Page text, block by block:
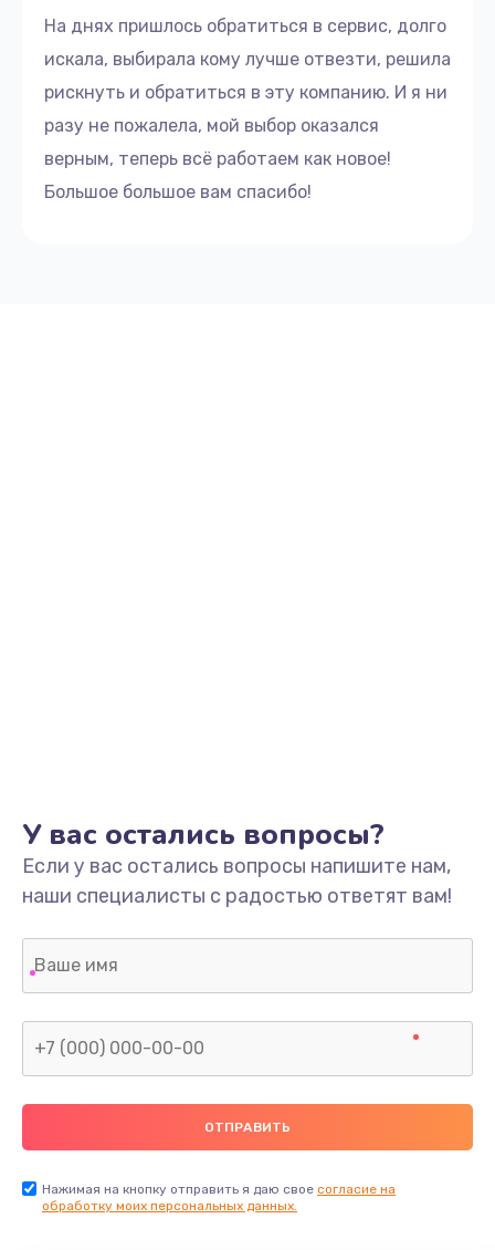
На днях пришлось обратиться в сервис, долго
искала, выбирала кому лучше отвезти, решила
рискнуть и обратиться в эту компанию. И я ни
разу не пожалела, мой выбор оказался
верным, теперь всё работаем как новое!
Большое большое вам спасибо!
У вас остались вопросы?
Если у вас остались вопросы напишите нам,
наши специалисты с радостью ответят вам!
Нажимая на кнопку отправить я даю свое согласие на
обработку моих персональных данных.